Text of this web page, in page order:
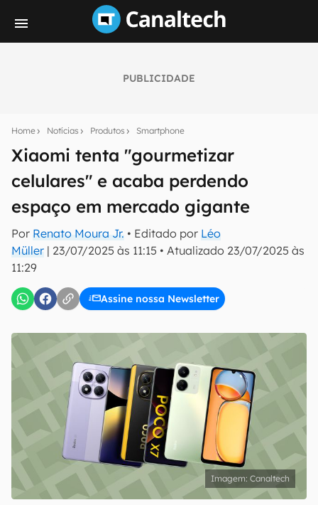
PUBLICIDADE
Home Notícias Produtos Smartphone
Xiaomi tenta "gourmetizar
celulares" e acaba perdendo
espaço em mercado gigante
Por Renato Moura Jr. • Editado por Léo
Müller | 23/07/2025 às 11:15 • Atualizado 23/07/2025 às
11:29
Assine nossa Newsletter
notícias e reviews sobre tecnologia em primeira
E-mail
inscreva-se
Uso e Política de Privacidade do Canaltech.
Canaltech